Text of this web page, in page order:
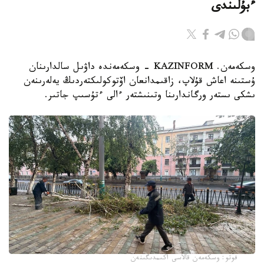
ءبۇلىندى
وسكەمەن. KAZINFORM - وسكەمەندە داۋىل سالدارىنان
ۇستىنە اعاش قۇلاپ، زاقىمدانعان اۆتوكولىكتەردىڭ يەلەرىنەن
ىشكى ىستەر ورگاندارىنا وتىنىشتەر ءالى ءتۇسىپ جاتىر.
فوتو: وسكەمەن قالاسى اكىمدىگىنەن